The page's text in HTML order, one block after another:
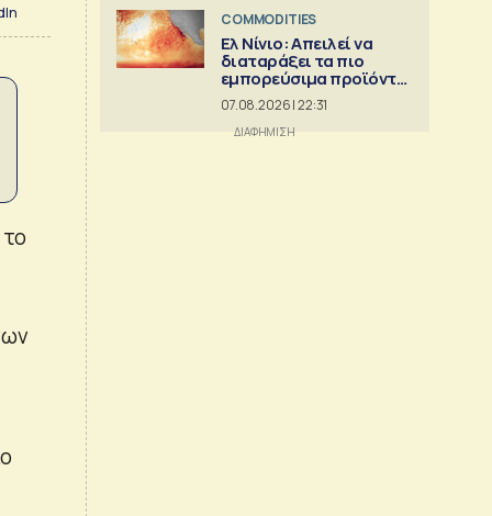
COMMODITIES
Ελ Νίνιο: Απειλεί να
διαταράξει τα πιο
εμπορεύσιμα προϊόντα
στον κόσμο
07.08.2026 | 22:31